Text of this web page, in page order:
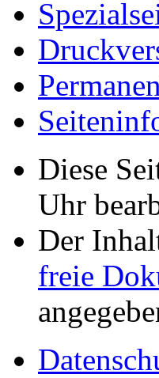
Diese
Uhr
Der
freie